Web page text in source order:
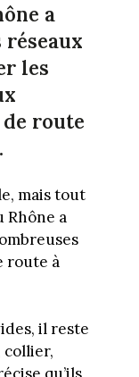
a
les
route
mais tout
Rhône a
route à
il reste
collier,